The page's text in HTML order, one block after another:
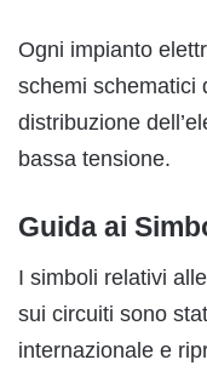
Ogni impianto
schemi schematici
distribuzione
bassa tensione.
Guida ai
I simboli relativi
sui circuiti sono
internazionale e